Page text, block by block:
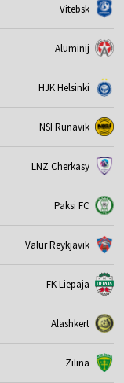
Vitebsk
Aluminij
HJK Helsinki
NSI Runavik
LNZ Cherkasy
Paksi FC
Valur Reykjavik
FK Liepaja
Alashkert
Zilina